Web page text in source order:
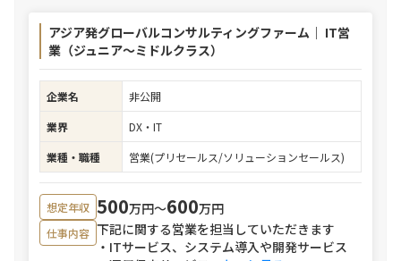
アジア発グローバルコンサルティングファーム｜ IT営
業（ジュニア～ミドルクラス）
企業名
非公開
業界
DX・IT
業種・職種
営業(プリセールス/ソリューションセールス)
想定年収 500万円〜600万円
仕事内容 下記に関する営業を担当していただきます
・ITサービス、システム導入や開発サービス